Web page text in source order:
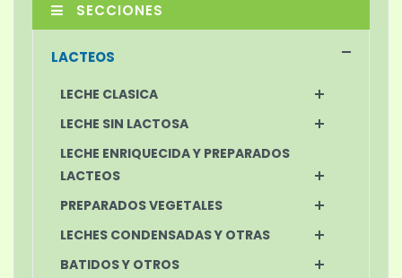
SECCIONES
LACTEOS
LECHE CLASICA
LECHE SIN LACTOSA
LECHE ENRIQUECIDA Y PREPARADOS
LACTEOS
PREPARADOS VEGETALES
LECHES CONDENSADAS Y OTRAS
BATIDOS Y OTROS